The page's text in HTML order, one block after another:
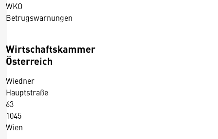
WKO
Betrugswarnungen
Wirtschaftskammer
Österreich
Wiedner
Hauptstraße
63
1045
Wien